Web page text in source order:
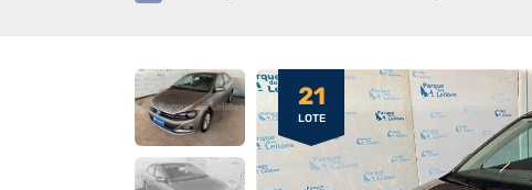
21
LOTE